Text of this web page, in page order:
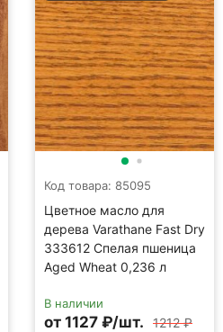
Код товара: 85095
Цветное масло для
дерева Varathane Fast Dry
333612 Спелая пшеница
Aged Wheat 0,236 л
В наличии
от 1127 ₽/шт. 1212 ₽